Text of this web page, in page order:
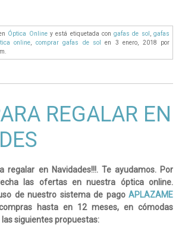
Óptica Onliney está etiquetada congafas de sol ,gafas
online comprar gafas de sol en 3 enero, 2018 por
REGALAR EN
regalar en Navidades!!!. Te ayudamos. Por
las ofertas en nuestra óptica online.
de nuestro sistema de pago APLAZAME
hasta en 12 meses, en cómodas
siguientes propuestas: